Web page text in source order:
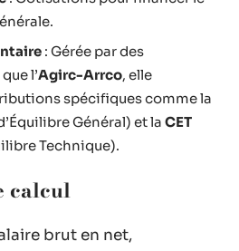
: Gérée par des
l’Agirc-Arrco, elle
spécifiques comme la
Général) et la CET
Technique).
calcul
brut en net,